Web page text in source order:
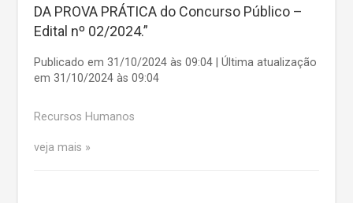
DA PROVA PRÁTICA do Concurso Público –
Edital nº 02/2024.”
Publicado em 31/10/2024 às 09:04 | Última atualização
em 31/10/2024 às 09:04
Recursos Humanos
veja mais